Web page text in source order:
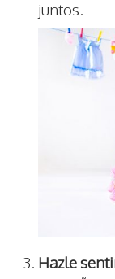
juntos.
Hazle